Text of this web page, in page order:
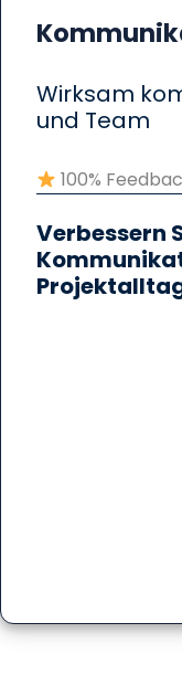
Wirksam
und Team
100%
Verbessern